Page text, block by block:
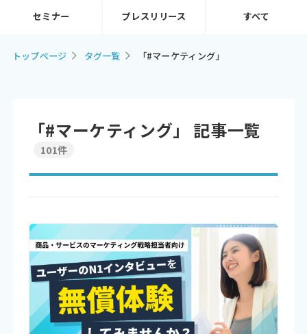
セミナー プレスリリース すべて
トップページ タグ一覧 「#マーケティング」
「#マーケティング」 記事一覧
101件